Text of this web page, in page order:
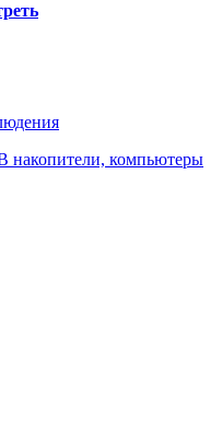
накопители, компьютеры